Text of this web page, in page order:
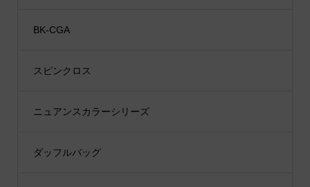
BK-CGA
スピンクロス
ニュアンスカラーシリーズ
ダッフルバッグ